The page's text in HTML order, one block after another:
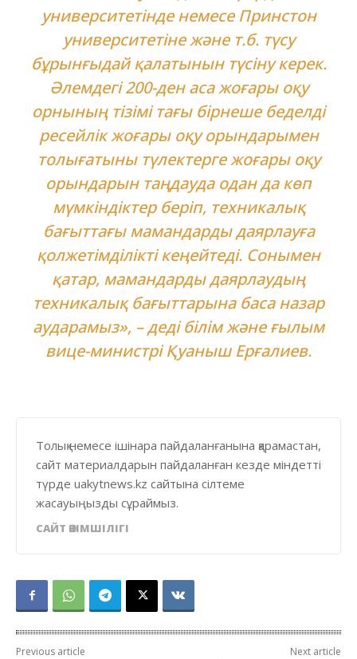
университетінде немесе Принстон
университетіне және т.б. түсу
бұрынғыдай қалатынын түсіну керек.
Әлемдегі 200-ден аса жоғары оқу
орнының тізімі тағы бірнеше беделді
ресейлік жоғары оқу орындарымен
толығатыны түлектерге жоғары оқу
орындарын таңдауда одан да көп
мүмкіндіктер беріп, техникалық
бағыттағы мамандарды даярлауға
қолжетімділікті кеңейтеді. Сонымен
қатар, мамандарды даярлаудың
техникалық бағыттарына баса назар
аударамыз», – деді білім және ғылым
вице-министрі Қуаныш Ерғалиев.
Толық немесе ішінара пайдаланғанына қарамастан,
сайт материалдарын пайдаланған кезде міндетті
түрде uakytnews.kz сайтына сілтеме
жасауыңызды сұраймыз.
САЙТ ӘКІМШІЛІГІ
Previous article
Next article